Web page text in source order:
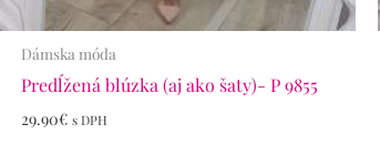
Dámska móda
Predĺžená blúzka (aj ako šaty)- P 9855
29.90€ s DPH